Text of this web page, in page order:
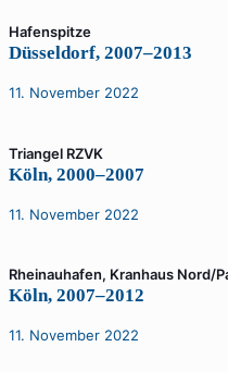
Hafenspitze
Düsseldorf, 2007–2013
11. November 2022
Triangel RZVK
Köln, 2000–2007
11. November 2022
Rheinauhafen, Kranhaus Nord/
Köln, 2007–2012
11. November 2022